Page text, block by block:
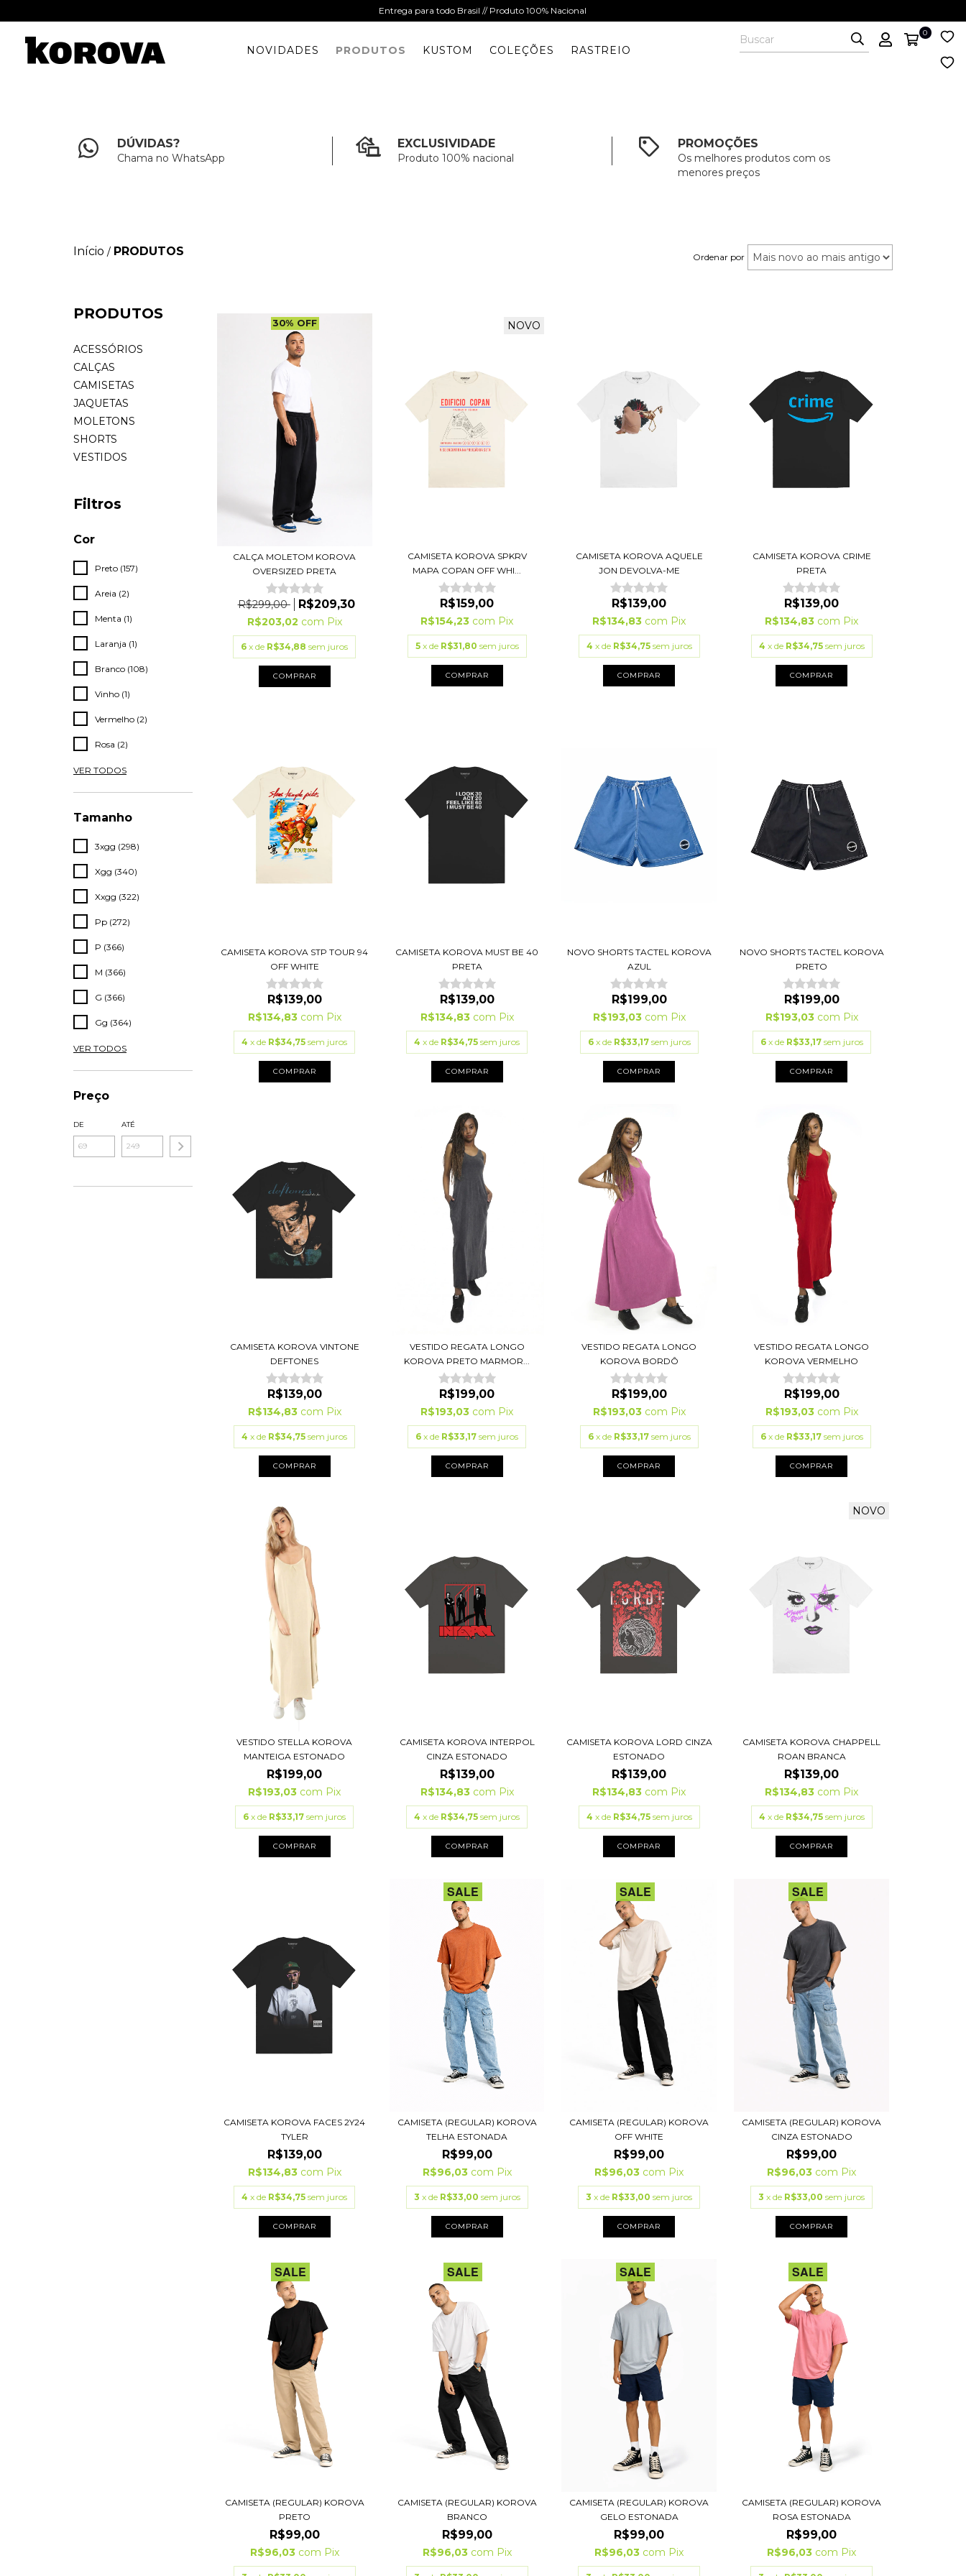
Entrega para todo Brasil // Produto 100% Nacional
NOVIDADES PRODUTOS KUSTOM COLEÇÕES RASTREIO
0
DÚVIDAS?
Chama no WhatsApp
EXCLUSIVIDADE
Produto 100% nacional
PROMOÇÕES
Os melhores produtos com os
menores preços
Início / PRODUTOS Ordenar por
PRODUTOS
ACESSÓRIOS
CALÇAS
CAMISETAS
JAQUETAS
MOLETONS
SHORTS
VESTIDOS
Filtros
Cor
Preto (157)
Areia (2)
Menta (1)
Laranja (1)
Branco (108)
Vinho (1)
Vermelho (2)
Rosa (2)
VER TODOS
Tamanho
3xgg (298)
Xgg (340)
Xxgg (322)
Pp (272)
P (366)
M (366)
G (366)
Gg (364)
VER TODOS
Preço
DE ATÉ
30% OFF
CALÇA MOLETOM KOROVA
OVERSIZED PRETA
R$299,00 R$209,30
R$203,02 com Pix
6 x de R$34,88 sem juros
COMPRAR
NOVO
CAMISETA KOROVA SPKRV
MAPA COPAN OFF WHI...
R$159,00
R$154,23 com Pix
5 x de R$31,80 sem juros
COMPRAR
CAMISETA KOROVA AQUELE
JON DEVOLVA-ME
R$139,00
R$134,83 com Pix
4 x de R$34,75 sem juros
COMPRAR
CAMISETA KOROVA CRIME
PRETA
R$139,00
R$134,83 com Pix
4 x de R$34,75 sem juros
COMPRAR
CAMISETA KOROVA STP TOUR 94
OFF WHITE
R$139,00
R$134,83 com Pix
4 x de R$34,75 sem juros
COMPRAR
CAMISETA KOROVA MUST BE 40
PRETA
R$139,00
R$134,83 com Pix
4 x de R$34,75 sem juros
COMPRAR
NOVO SHORTS TACTEL KOROVA
AZUL
R$199,00
R$193,03 com Pix
6 x de R$33,17 sem juros
COMPRAR
NOVO SHORTS TACTEL KOROVA
PRETO
R$199,00
R$193,03 com Pix
6 x de R$33,17 sem juros
COMPRAR
CAMISETA KOROVA VINTONE
DEFTONES
R$139,00
R$134,83 com Pix
4 x de R$34,75 sem juros
COMPRAR
VESTIDO REGATA LONGO
KOROVA PRETO MARMOR...
R$199,00
R$193,03 com Pix
6 x de R$33,17 sem juros
COMPRAR
VESTIDO REGATA LONGO
KOROVA BORDÔ
R$199,00
R$193,03 com Pix
6 x de R$33,17 sem juros
COMPRAR
VESTIDO REGATA LONGO
KOROVA VERMELHO
R$199,00
R$193,03 com Pix
6 x de R$33,17 sem juros
COMPRAR
VESTIDO STELLA KOROVA
MANTEIGA ESTONADO
R$199,00
R$193,03 com Pix
6 x de R$33,17 sem juros
COMPRAR
CAMISETA KOROVA INTERPOL
CINZA ESTONADO
R$139,00
R$134,83 com Pix
4 x de R$34,75 sem juros
COMPRAR
CAMISETA KOROVA LORD CINZA
ESTONADO
R$139,00
R$134,83 com Pix
4 x de R$34,75 sem juros
COMPRAR
NOVO
CAMISETA KOROVA CHAPPELL
ROAN BRANCA
R$139,00
R$134,83 com Pix
4 x de R$34,75 sem juros
COMPRAR
CAMISETA KOROVA FACES 2Y24
TYLER
R$139,00
R$134,83 com Pix
4 x de R$34,75 sem juros
COMPRAR
SALE
CAMISETA (REGULAR) KOROVA
TELHA ESTONADA
R$99,00
R$96,03 com Pix
3 x de R$33,00 sem juros
COMPRAR
SALE
CAMISETA (REGULAR) KOROVA
OFF WHITE
R$99,00
R$96,03 com Pix
3 x de R$33,00 sem juros
COMPRAR
SALE
CAMISETA (REGULAR) KOROVA
CINZA ESTONADO
R$99,00
R$96,03 com Pix
3 x de R$33,00 sem juros
COMPRAR
SALE
CAMISETA (REGULAR) KOROVA
PRETO
R$99,00
R$96,03 com Pix
SALE
CAMISETA (REGULAR) KOROVA
BRANCO
R$99,00
R$96,03 com Pix
SALE
CAMISETA (REGULAR) KOROVA
GELO ESTONADA
R$99,00
R$96,03 com Pix
SALE
CAMISETA (REGULAR) KOROVA
ROSA ESTONADA
R$99,00
R$96,03 com Pix